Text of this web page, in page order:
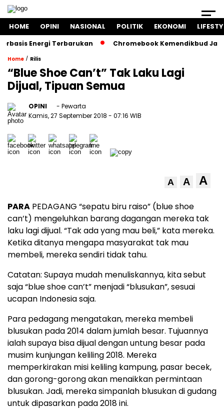
HOME OPINI NASIONAL POLITIK EKONOMI
Energi Terbarukan Chromebook Kemendikbud Jadi
Home / Rilis
“Blue Shoe Can’t” Tak Laku Lagi
Dijual, Tipuan Semua
OPINI
- Pewarta
Kamis, 27 September 2018 - 07:16 WIB
A A A
PARA PEDAGANG “sepatu biru raiso” (blue shoe
can’t) mengeluhkan barang dagangan mereka tak
laku lagi dijual. “Tak ada yang mau beli,” kata mereka.
Ketika ditanya mengapa masyarakat tak mau
membeli, mereka sendiri tidak tahu.
Catatan: Supaya mudah menuliskannya, kita sebut
saja “blue shoe can’t” menjadi “blusukan”, sesuai
ucapan Indonesia saja.
Para pedagang mengatakan, mereka membeli
blusukan pada 2014 dalam jumlah besar. Tujuannya
ialah supaya bisa dijual dengan untung besar pada
musim kunjungan keliling 2018. Mereka
memperkirakan misi keliling kampung, pasar becek,
dan gorong-gorong akan menaikkan permintaan
blusukan. Jadi, mereka simpanlah blusukan di gudang
untuk dipasarkan pada 2018 ini.